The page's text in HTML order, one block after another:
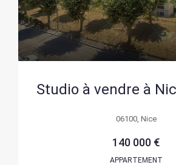
06100, Nice
140 000 €
APPARTEMENT